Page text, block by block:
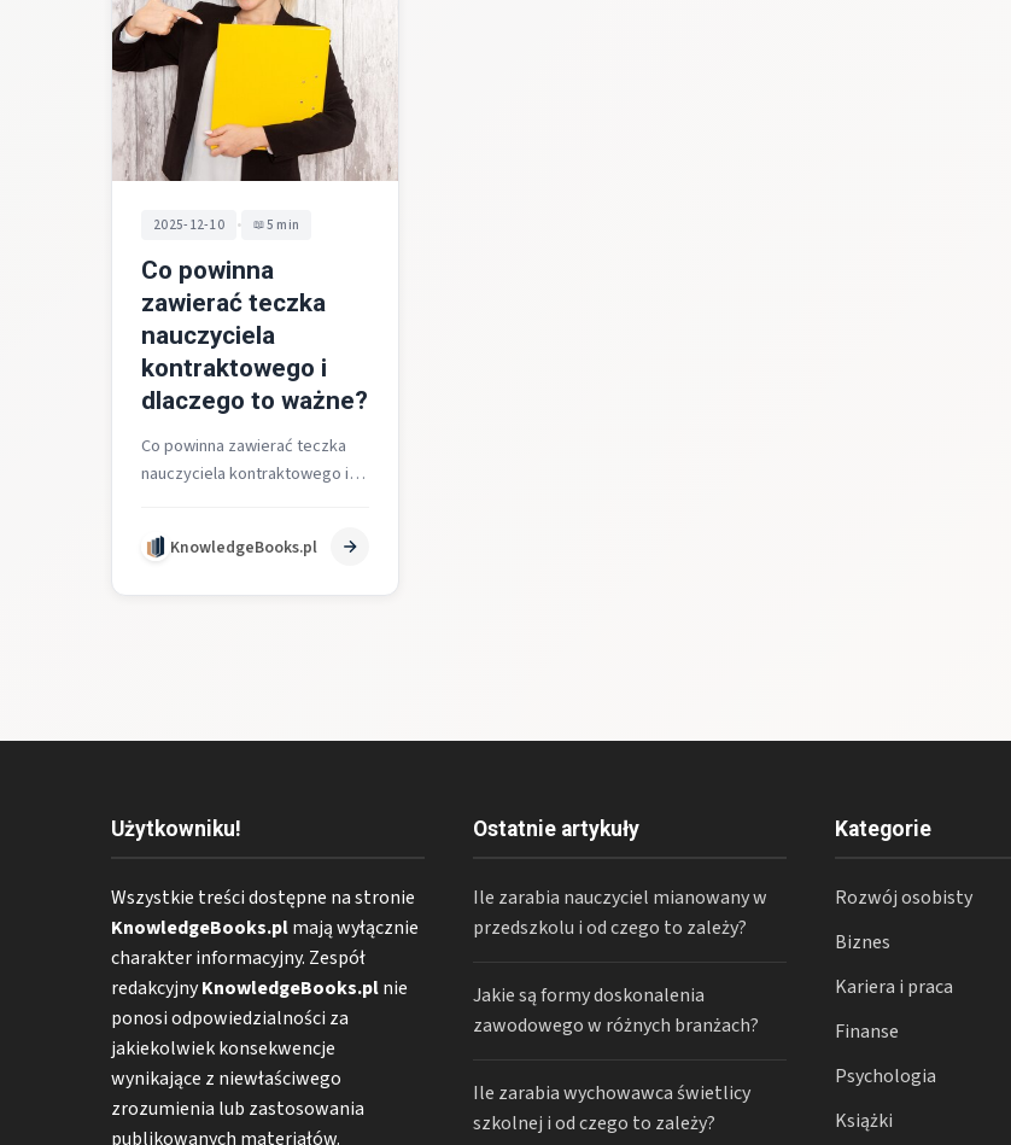
2025-12-10 • 5 min
Co powinna
zawierać teczka
nauczyciela
kontraktowego i
dlaczego to ważne?
Co powinna zawierać teczka
nauczyciela kontraktowego i
nauczyciela kontraktowego to
zestaw dokumentów, których
KnowledgeBooks.pl
Użytkowniku!
Wszystkie treści dostępne na stronie
KnowledgeBooks.plmają wyłącznie
charakter informacyjny. Zespół
redakcyjnyKnowledgeBooks.plnie
ponosi odpowiedzialności za
jakiekolwiek konsekwencje
wynikające z niewłaściwego
zrozumienia lub zastosowania
publikowanych materiałów.
Ostatnie artykuły
Ile zarabia nauczyciel mianowany w
przedszkolu i od czego to zależy?
Jakie są formy doskonalenia
zawodowego w różnych branżach?
Ile zarabia wychowawca świetlicy
szkolnej i od czego to zależy?
Kategorie
Rozwój osobisty
Biznes
Kariera i praca
Finanse
Psychologia
Książki